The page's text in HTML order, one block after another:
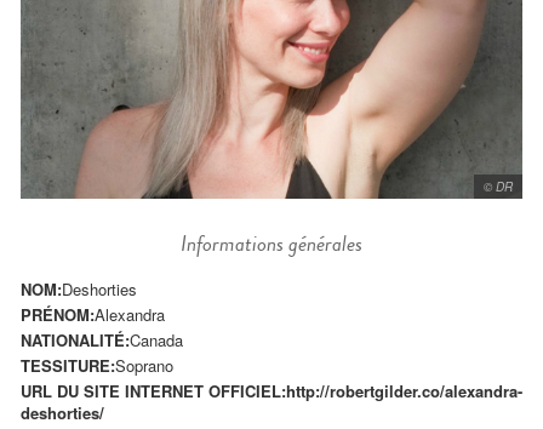
© DR
Informations générales
NOM:Deshorties
PRÉNOM:Alexandra
NATIONALITÉ:Canada
TESSITURE:Soprano
URL DU SITE INTERNET OFFICIEL:http://robertgilder.co/alexandra-
deshorties/